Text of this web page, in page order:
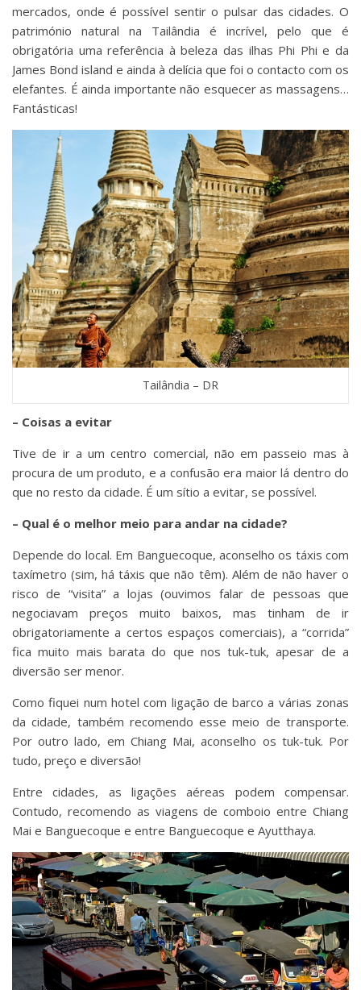
mercados, onde é possível sentir o pulsar das cidades. O
património natural na Tailândia é incrível, pelo que é
obrigatória uma referência à beleza das ilhas Phi Phi e da
James Bond island e ainda à delícia que foi o contacto com os
elefantes. É ainda importante não esquecer as massagens…
Fantásticas!
Tailândia – DR
– Coisas a evitar
Tive de ir a um centro comercial, não em passeio mas à
procura de um produto, e a confusão era maior lá dentro do
que no resto da cidade. É um sítio a evitar, se possível.
– Qual é o melhor meio para andar na cidade?
Depende do local. Em Banguecoque, aconselho os táxis com
taxímetro (sim, há táxis que não têm). Além de não haver o
risco de “visita” a lojas (ouvimos falar de pessoas que
negociavam preços muito baixos, mas tinham de ir
obrigatoriamente a certos espaços comerciais), a “corrida”
fica muito mais barata do que nos tuk-tuk, apesar de a
diversão ser menor.
Como fiquei num hotel com ligação de barco a várias zonas
da cidade, também recomendo esse meio de transporte.
Por outro lado, em Chiang Mai, aconselho os tuk-tuk. Por
tudo, preço e diversão!
Entre cidades, as ligações aéreas podem compensar.
Contudo, recomendo as viagens de comboio entre Chiang
Mai e Banguecoque e entre Banguecoque e Ayutthaya.